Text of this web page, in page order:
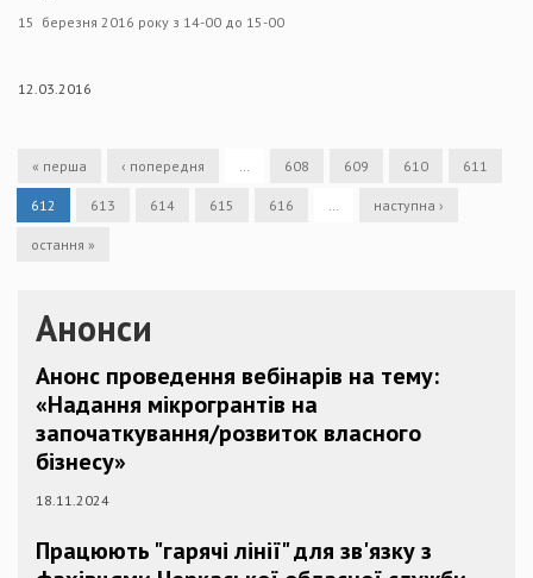
15 березня 2016 року з 14-00 до 15-00
12.03.2016
« перша ‹ попередня 608 609 610 611
612 613 614 615 616 наступна ›
остання »
Анонси
Анонс проведення вебінарів на тему:
«Надання мікрогрантів на
започаткування/розвиток власного
бізнесу»
18.11.2024
Працюють "гарячі лінії" для зв'язку з